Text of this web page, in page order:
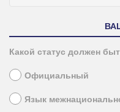
Какой статус должен
Официальный
Язык